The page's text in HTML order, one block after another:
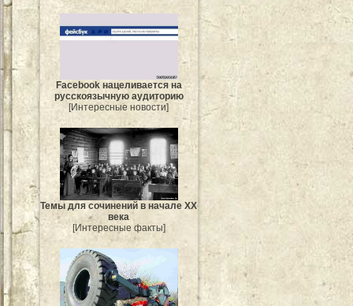
Facebook нацеливается на
русскоязычную аудиторию
[Интересные новости]
Темы для сочинений в начале XX
века
[Интересные факты]